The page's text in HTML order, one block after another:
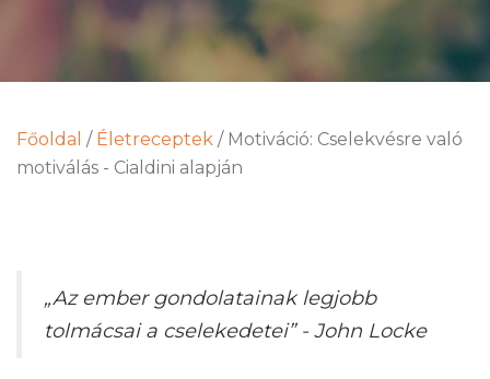
Főoldal / Életreceptek / Motiváció: Cselekvésre való
motiválás - Cialdini alapján
„Az ember gondolatainak legjobb
tolmácsai a cselekedetei” - John Locke